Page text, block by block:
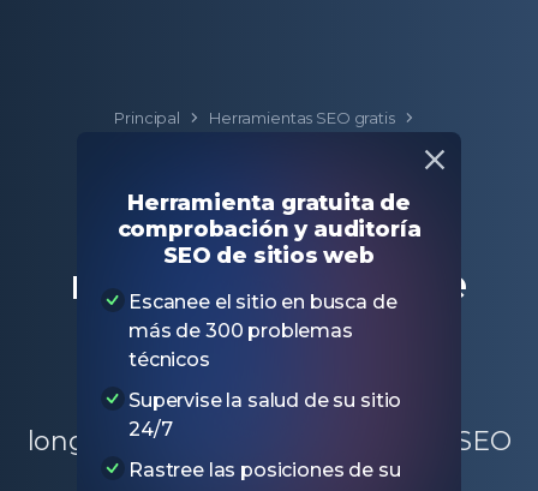
Principal
Herramientas SEO gratis
Comprobador de
meta etiquetas de
título
Compruebe el contenido y la
longitud de la etiqueta de título SEO
en una página específica, o
Herramienta gratuita de
comprobación y auditoría
SEO de sitios web
Escanee el sitio en busca de
más de 300 problemas
técnicos
Supervise la salud de su sitio
24/7
Rastree las posiciones de su